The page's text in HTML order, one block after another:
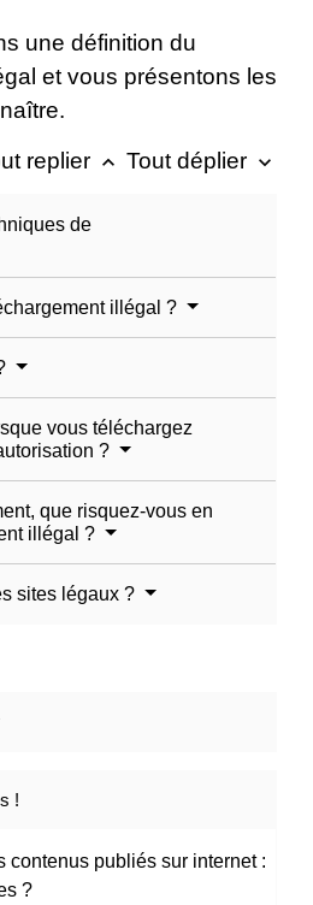
une définition du
et vous présentons les
replier keyboard_arrow_up Tout déplier keyboard_arrow_down
de
illégal ?
vous téléchargez
?
que risquez-vous en
illégal ?
sites légaux ?
!
contenus publiés sur internet :
?